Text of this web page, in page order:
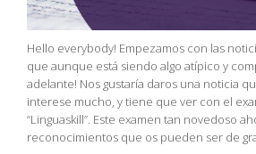
Hello everybody! Empezamos con las
que aunque está siendo algo atípico y
adelante! Nos gustaría daros una noticia
interese mucho, y tiene que ver con el
“Linguaskill”. Este examen tan novedoso
reconocimientos que os pueden ser de